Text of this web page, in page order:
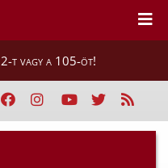
t vagy a 105-öt!